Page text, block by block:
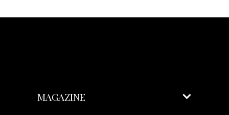
MAGAZINE